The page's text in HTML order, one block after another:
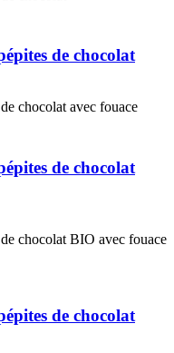
de chocolat
de chocolat
de chocolat